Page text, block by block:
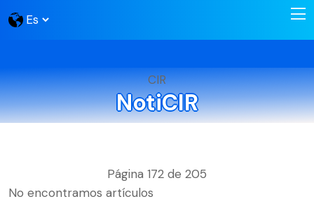
CIR
NotiCIR
Página 172 de 205
No encontramos artículos